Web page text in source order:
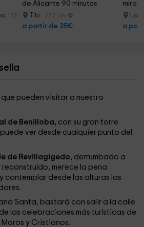
23.8 km
de Alicante 90 minutos
Tibi 27.2 km
a partir de 35€
La/
a
pueden visitar a nuestro
de Benilloba, con su gran torre
ver desde cualquier punto del
de Revillagigedo, derrumbado a
merece la pena
contemplar desde las alturas las
Santa, bastará con salir a la calle
las celebraciones más turísticas de
y Cristianos.